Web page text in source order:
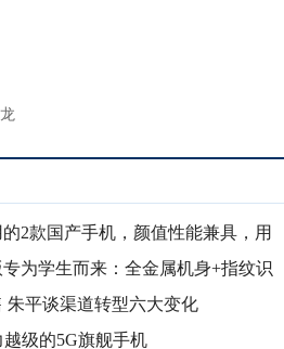
2款国产手机，颜值性能兼具，用
为学生而来：全金属机身+指纹识
朱平谈渠道转型六大变化
级的5G旗舰手机